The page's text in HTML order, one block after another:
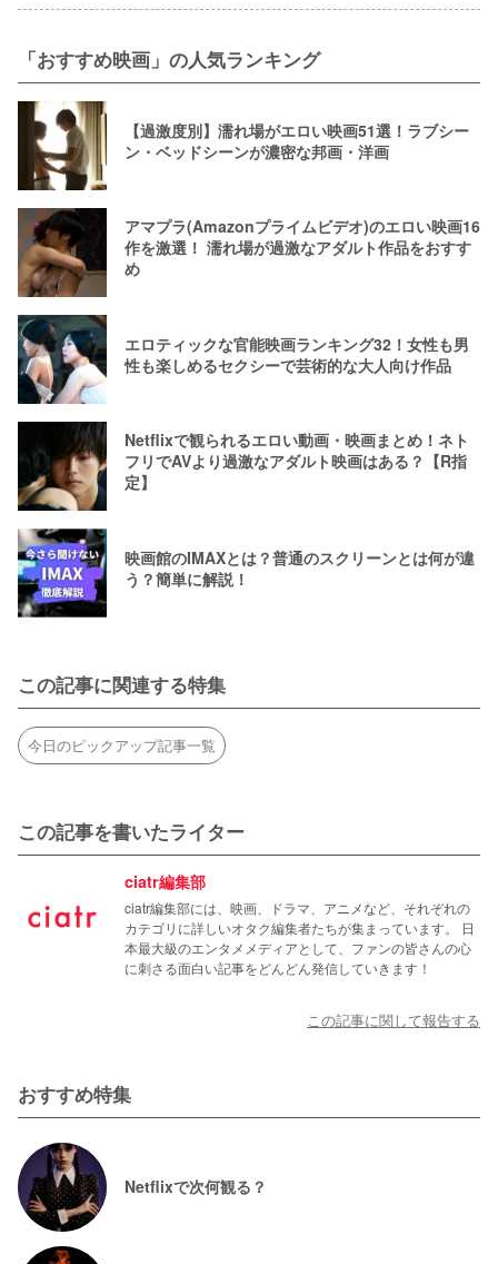
「おすすめ映画」の人気ランキング
【過激度別】濡れ場がエロい映画51選！ラブシー
ン・ベッドシーンが濃密な邦画・洋画
アマプラ(Amazonプライムビデオ)のエロい映画16
作を激選！ 濡れ場が過激なアダルト作品をおすす
め
エロティックな官能映画ランキング32！女性も男
性も楽しめるセクシーで芸術的な大人向け作品
Netflixで観られるエロい動画・映画まとめ！ネト
フリでAVより過激なアダルト映画はある？【R指
定】
映画館のIMAXとは？普通のスクリーンとは何が違
う？簡単に解説！
この記事に関連する特集
今日のピックアップ記事一覧
この記事を書いたライター
ciatr編集部
ciatr編集部には、映画、ドラマ、アニメなど、それぞれの
カテゴリに詳しいオタク編集者たちが集まっています。 日
本最大級のエンタメメディアとして、ファンの皆さんの心
に刺さる面白い記事をどんどん発信していきます！
この記事に関して報告する
おすすめ特集
Netflixで次何観る？